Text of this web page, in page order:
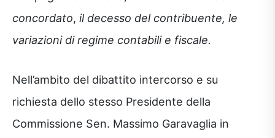
concordato, il decesso del contribuente, le
variazioni di regime contabili e fiscale.
Nell’ambito del dibattito intercorso e su
richiesta dello stesso Presidente della
Commissione Sen. Massimo Garavaglia in